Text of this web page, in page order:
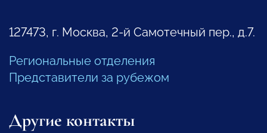
127473, г. Москва, 2-й Самотечный пер., д.7.
Региональные отделения
Представители за рубежом
Другие контакты